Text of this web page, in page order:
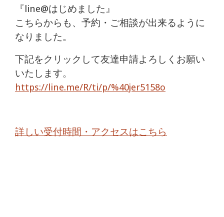
『line@はじめました』
こちらからも、予約・ご相談が出来るように
なりました。
下記をクリックして友達申請よろしくお願い
いたします。
https://line.me/R/ti/p/%40jer5158o
詳しい受付時間・アクセスはこちら